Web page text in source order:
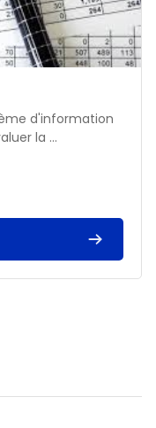
d'information
la ...